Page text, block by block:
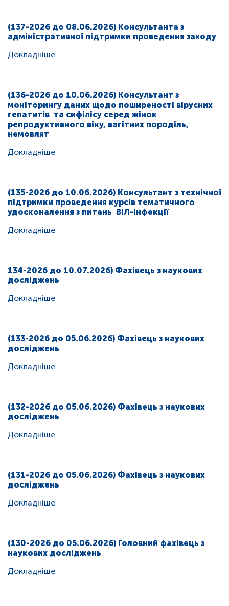
(137-2026 до 08.06.2026) Консультанта з
адміністративної підтримки проведення заходу
Докладніше
(136-2026 до 10.06.2026) Консультант з
моніторингу даних щодо поширеності вірусних
гепатитів та сифілісу серед жінок
репродуктивного віку, вагітних породіль,
немовлят
Докладніше
(135-2026 до 10.06.2026) Консультант з технічної
підтримки проведення курсів тематичного
удосконалення з питань ВІЛ-інфекції
Докладніше
134-2026 до 10.07.2026) Фахівець з наукових
досліджень
Докладніше
(133-2026 до 05.06.2026) Фахівець з наукових
досліджень
Докладніше
(132-2026 до 05.06.2026) Фахівець з наукових
досліджень
Докладніше
(131-2026 до 05.06.2026) Фахівець з наукових
досліджень
Докладніше
(130-2026 до 05.06.2026) Головний фахівець з
наукових досліджень
Докладніше